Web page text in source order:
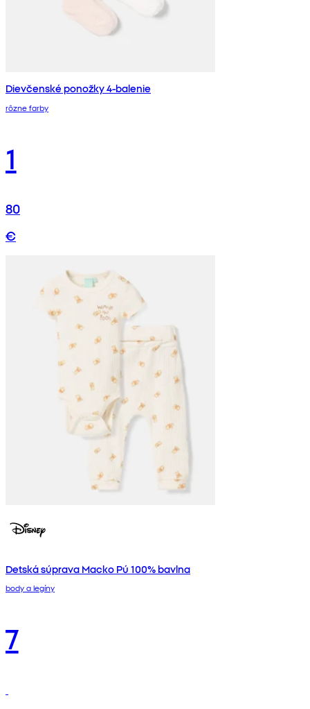
Dievčenské ponožky 4-balenie
rôzne farby
1
80
€
Detská súprava Macko Pú 100% bavlna
body a legíny
7